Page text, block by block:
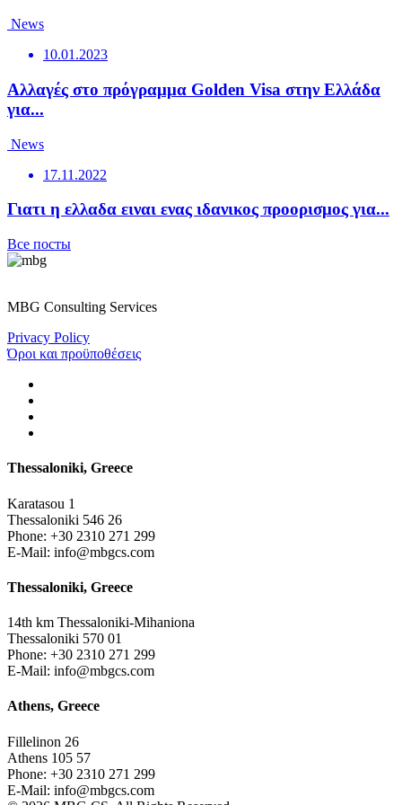
News
10.01.2023
Αλλαγές στο πρόγραμμα Golden Visa στην Ελλάδα
για...
News
17.11.2022
Γιατι η ελλαδα ειναι ενας ιδανικος προορισμος για...
Все посты
MBG Consulting Services
Privacy Policy
Όροι και προϋποθέσεις
Thessaloniki, Greece
Karatasou 1
Thessaloniki 546 26
Phone: +30 2310 271 299
E-Mail: info@mbgcs.com
Thessaloniki, Greece
14th km Thessaloniki-Mihaniona
Thessaloniki 570 01
Phone: +30 2310 271 299
E-Mail: info@mbgcs.com
Athens, Greece
Fillelinon 26
Athens 105 57
Phone: +30 2310 271 299
E-Mail: info@mbgcs.com